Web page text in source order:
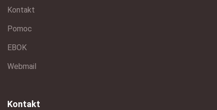
Kontakt
Pomoc
EBOK
Webmail
Kontakt